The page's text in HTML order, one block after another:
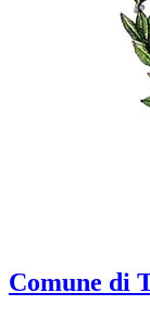
Comune di